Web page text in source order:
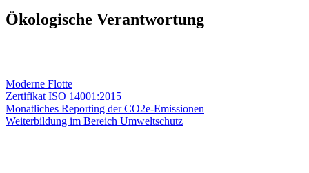
Ökologische Verantwortung
Moderne Flotte
Zertifikat ISO 14001:2015
Monatliches Reporting der CO2e-Emissionen
Weiterbildung im Bereich Umweltschutz